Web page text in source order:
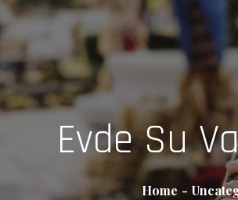
Evde Su
Home